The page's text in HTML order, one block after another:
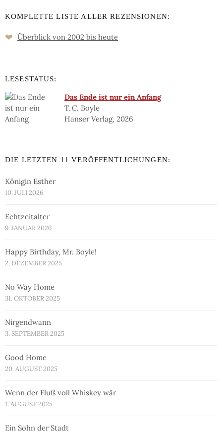
KOMPLETTE LISTE ALLER REZENSIONEN:
❤ Überblick von 2002 bis heute
LESESTATUS:
Das Ende ist nur ein Anfang
T. C. Boyle
Hanser Verlag, 2026
DIE LETZTEN 11 VERÖFFENTLICHUNGEN:
Königin Esther
10. JULI 2026
Echtzeitalter
9. JANUAR 2026
Happy Birthday, Mr. Boyle!
2. DEZEMBER 2025
No Way Home
31. OKTOBER 2025
Nirgendwann
3. SEPTEMBER 2025
Good Home
20. AUGUST 2025
Wenn der Fluß voll Whiskey wär
1. AUGUST 2025
Ein Sohn der Stadt